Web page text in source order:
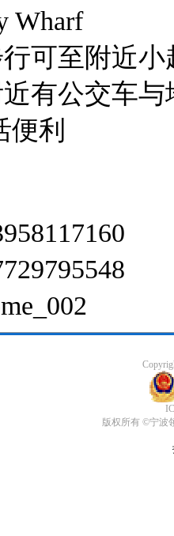
Wharf
可至附近小
近有公交车
便利
版权所有 ©宁波